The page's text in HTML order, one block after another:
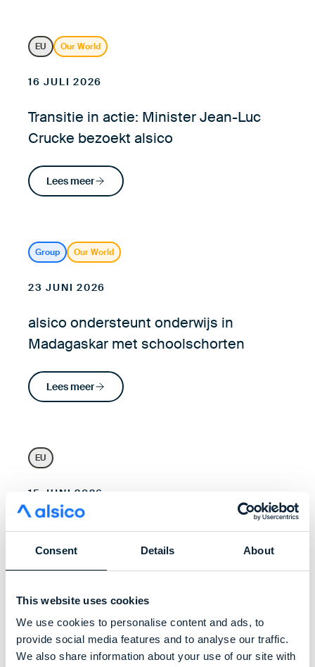
Consent Details About
This website uses cookies
We use cookies to personalise content and ads, to
provide social media features and to analyse our traffic.
We also share information about your use of our site with
EU Our World
16 JULI 2026
Transitie in actie: Minister Jean-Luc
Crucke bezoekt alsico
Lees meer
Group Our World
23 JUNI 2026
alsico ondersteunt onderwijs in
Madagaskar met schoolschorten
Lees meer
EU
15 JUNI 2026
hoe werkkleding bijdraagt aan hygiëne
en voedselveiligheid
Innovation Group EU Sustainability Our World